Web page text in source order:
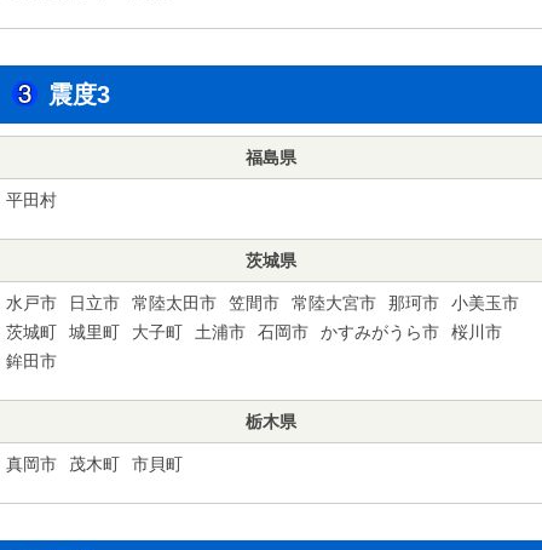
震度3
福島県
平田村
茨城県
水戸市 日立市 常陸太田市 笠間市 常陸大宮市 那珂市
小美玉市
茨城町
城里町 大子町 土浦市 石岡市 かすみがうら市
桜川市
鉾田市
栃木県
真岡市 茂木町 市貝町